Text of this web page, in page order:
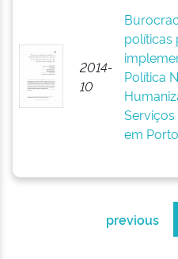
2014-
10
políticas
Política
em
previous